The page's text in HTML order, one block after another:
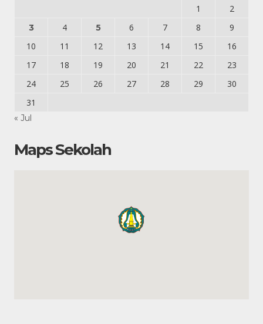
1
2
3 4 5 6 7 8
9
10
11 12 13 14 15
16
17
18 19 20 21 22
23
24
25 26 27 28 29
30
31
« Jul
Maps Sekolah